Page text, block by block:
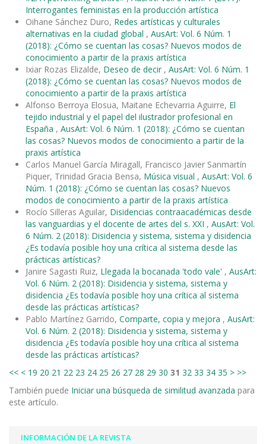
Interrogantes feministas en la producción artística
Oihane Sánchez Duro, Redes artísticas y culturales
alternativas en la ciudad global , AusArt: Vol. 6 Núm. 1
(2018): ¿Cómo se cuentan las cosas? Nuevos modos de
conocimiento a partir de la praxis artística
Ixiar Rozas Elizalde, Deseo de decir , AusArt: Vol. 6 Núm. 1
(2018): ¿Cómo se cuentan las cosas? Nuevos modos de
conocimiento a partir de la praxis artística
Alfonso Berroya Elosua, Maitane Echevarria Aguirre, El
tejido industrial y el papel del ilustrador profesional en
España , AusArt: Vol. 6 Núm. 1 (2018): ¿Cómo se cuentan
las cosas? Nuevos modos de conocimiento a partir de la
praxis artística
Carlos Manuel García Miragall, Francisco Javier Sanmartín
Piquer, Trinidad Gracia Bensa, Música visual , AusArt: Vol. 6
Núm. 1 (2018): ¿Cómo se cuentan las cosas? Nuevos
modos de conocimiento a partir de la praxis artística
Rocío Silleras Aguilar, Disidencias contraacadémicas desde
las vanguardias y el docente de artes del s. XXI , AusArt: Vol.
6 Núm. 2 (2018): Disidencia y sistema, sistema y disidencia
¿Es todavía posible hoy una crítica al sistema desde las
prácticas artísticas?
Janire Sagasti Ruiz, Llegada la bocanada 'todo vale' , AusArt:
Vol. 6 Núm. 2 (2018): Disidencia y sistema, sistema y
disidencia ¿Es todavía posible hoy una crítica al sistema
desde las prácticas artísticas?
Pablo Martínez Garrido, Comparte, copia y mejora , AusArt:
Vol. 6 Núm. 2 (2018): Disidencia y sistema, sistema y
disidencia ¿Es todavía posible hoy una crítica al sistema
desde las prácticas artísticas?
<< < 19 20 21 22 23 24 25 26 27 28 29 30 31 32 33 34 35 > >>
También puede Iniciar una búsqueda de similitud avanzada para
este artículo.
INFORMACIÓN DE LA REVISTA